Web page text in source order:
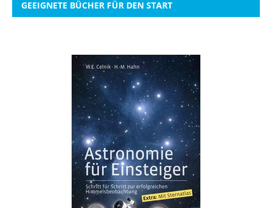
GEEIGNETE BÜCHER FÜR DEN START